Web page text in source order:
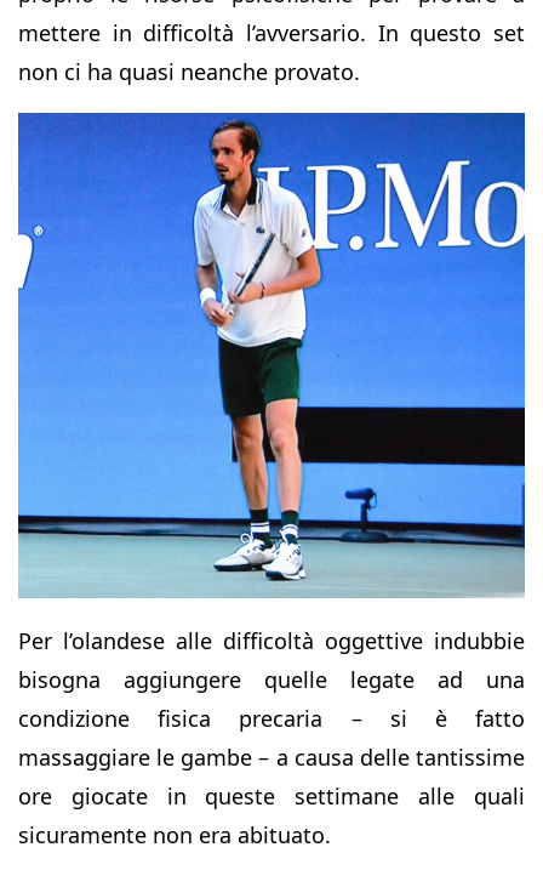
mettere in difficoltà l’avversario. In questo set
non ci ha quasi neanche provato.
Per l’olandese alle difficoltà oggettive indubbie
bisogna aggiungere quelle legate ad una
condizione fisica precaria – si è fatto
massaggiare le gambe – a causa delle tantissime
ore giocate in queste settimane alle quali
sicuramente non era abituato.